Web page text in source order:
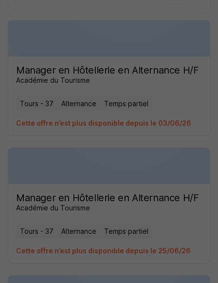
Manager en Hôtellerie en Alternance H/F
Académie du Tourisme
Tours - 37 Alternance Temps partiel
Cette offre n’est plus disponible depuis le 03/06/26
Manager en Hôtellerie en Alternance H/F
Académie du Tourisme
Tours - 37 Alternance Temps partiel
Cette offre n’est plus disponible depuis le 25/06/26